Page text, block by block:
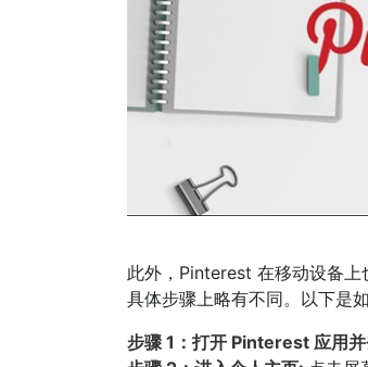
此外，Pinterest 在移动设备上
具体步骤上略有不同。以下是
步骤 1：打开 Pinterest 应用